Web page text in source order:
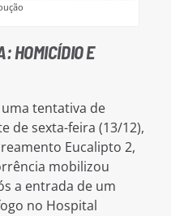
HOMICÍDIO E
tentativa de
de sexta-feira (13/12),
Eucalipto 2,
mobilizou
a entrada de um
no Hospital